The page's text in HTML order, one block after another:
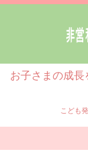
お子さまの成長
こども